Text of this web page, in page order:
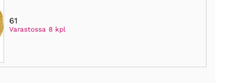
61
Varastossa 8 kpl